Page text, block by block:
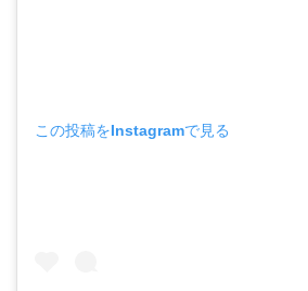
この投稿をInstagramで見る